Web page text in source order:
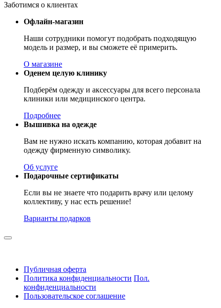
Заботимся о клиентах
Офлайн-магазин
Наши сотрудники помогут подобрать подходящую
модель и размер, и вы сможете её примерить.
О магазине
Оденем целую клинику
Подберём одежду и аксессуары для всего персонала
клиники или медицинского центра.
Подробнее
Вышивка на одежде
Вам не нужно искать компанию, которая добавит на
одежду фирменную символику.
Об услуге
Подарочные сертификаты
Если вы не знаете что подарить врачу или целому
коллективу, у нас есть решение!
Варианты подарков
Публичная оферта
Политика конфиденциальности Пол.
конфиденциальности
Пользовательское соглашение